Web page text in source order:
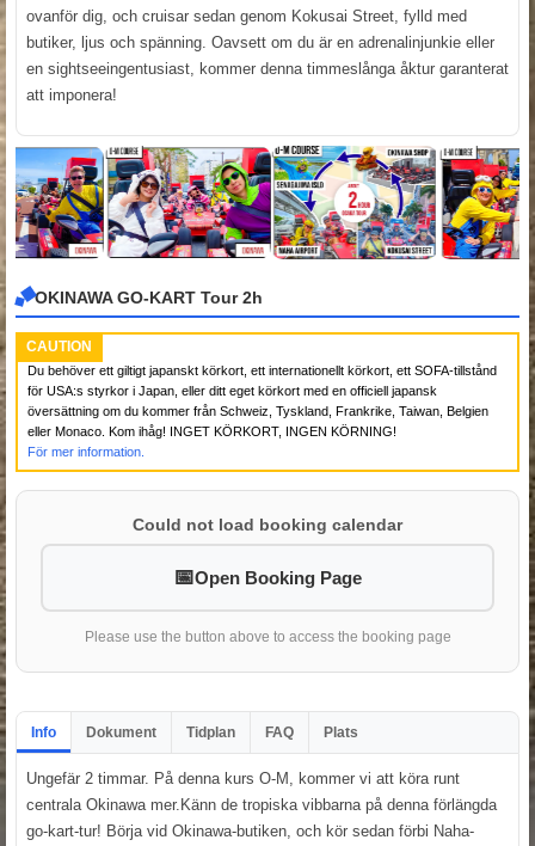
ovanför dig, och cruisar sedan genom Kokusai Street, fylld med
butiker, ljus och spänning. Oavsett om du är en adrenalinjunkie eller
en sightseeingentusiast, kommer denna timmeslånga åktur garanterat
att imponera!
OKINAWA GO-KART Tour 2h
CAUTION
Du behöver ett giltigt japanskt körkort, ett internationellt körkort, ett SOFA-tillstånd
för USA:s styrkor i Japan, eller ditt eget körkort med en officiell japansk
översättning om du kommer från Schweiz, Tyskland, Frankrike, Taiwan, Belgien
eller Monaco. Kom ihåg! INGET KÖRKORT, INGEN KÖRNING!
För mer information.
Could not load booking calendar
Open Booking Page
Please use the button above to access the booking page
Info Dokument Tidplan FAQ Plats
Ungefär 2 timmar. På denna kurs O-M, kommer vi att köra runt
centrala Okinawa mer.Känn de tropiska vibbarna på denna förlängda
go-kart-tur! Börja vid Okinawa-butiken, och kör sedan förbi Naha-